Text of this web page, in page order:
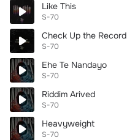
Like This
S-70
Check Up the Record
S-70
Ehe Te Nandayo
S-70
Riddim Arived
S-70
Heavyweight
S-70